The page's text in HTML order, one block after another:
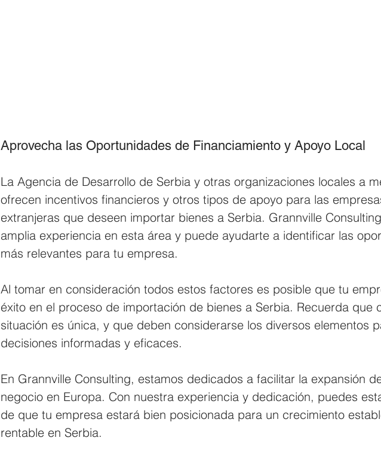
Aprovecha las Oportunidades de Financiamiento y Apoyo Local
La Agencia de Desarrollo de Serbia y otras organizaciones locales a
ofrecen incentivos financieros y otros tipos de apoyo para las
extranjeras que deseen importar bienes a Serbia. Grannville
amplia experiencia en esta área y puede ayudarte a identificar las
más relevantes para tu empresa.
Al tomar en consideración todos estos factores es posible que tu
éxito en el proceso de importación de bienes a Serbia. Recuerda que
situación es única, y que deben considerarse los diversos elementos
decisiones informadas y eficaces.
En Grannville Consulting, estamos dedicados a facilitar la expansión
negocio en Europa. Con nuestra experiencia y dedicación, puedes
de que tu empresa estará bien posicionada para un crecimiento
rentable en Serbia.